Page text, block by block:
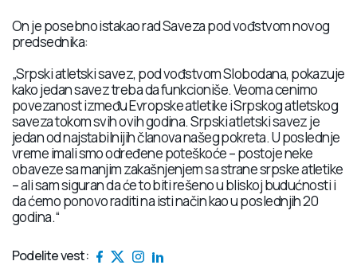
On je posebno istakao rad Saveza pod vođstvom novog
predsednika:
„Srpski atletski savez, pod vođstvom Slobodana, pokazuje
kako jedan savez treba da funkcioniše. Veoma cenimo
povezanost između Evropske atletike i Srpskog atletskog
saveza tokom svih ovih godina. Srpski atletski savez je
jedan od najstabilnijih članova našeg pokreta. U poslednje
vreme imali smo određene poteškoće – postoje neke
obaveze sa manjim zakašnjenjem sa strane srpske atletike
– ali sam siguran da će to biti rešeno u bliskoj budućnosti i
da ćemo ponovo raditi na isti način kao u poslednjih 20
godina.“
Podelite vest: